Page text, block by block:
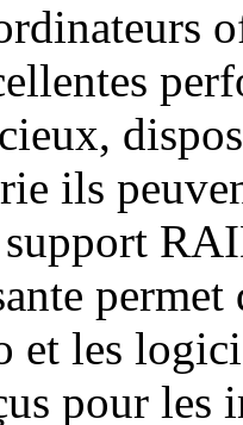
ils
support
permet
et les
pour les